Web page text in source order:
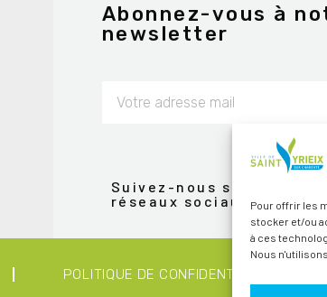
Pour offrir les
stocker et/ou
à ces
Nous
Abonnez-vous à
newsletter
Suivez-nous sur les
réseaux sociaux
POLITIQUE DE CONFIDENTIALITÉ